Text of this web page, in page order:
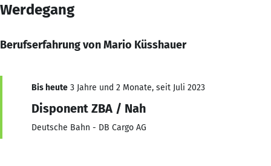
Werdegang
Berufserfahrung von Mario Küsshauer
Bis heute 3 Jahre und 2 Monate, seit Juli 2023
Disponent ZBA / Nah
Deutsche Bahn - DB Cargo AG